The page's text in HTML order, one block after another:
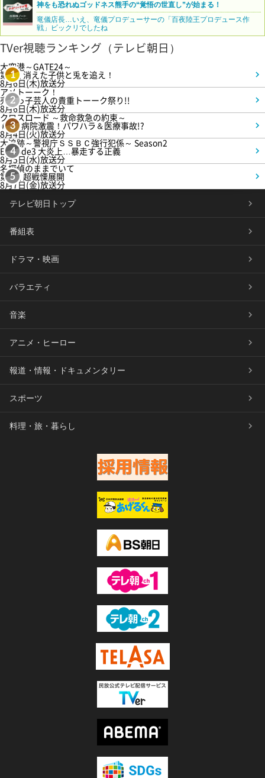
神をも恐れぬゴッドネス熊手の“覚悟の世直し”が始まる！
竜儀店長…いえ、竜儀プロデューサーの「百夜陸王プロデュース作
戦」ビックリでしたね
TVer視聴ランキング（テレビ朝日）
1
大空港～GATE24～
第3話 消えた子供と兎を追え！
8月6日(木)放送分
2
アメトーーク！
売れっ子芸人の貴重トーーク祭り!!
8月6日(木)放送分
3
クロスロード ～救命救急の約束～
＃5 病院激震！パワハラ＆医療事故!?
8月4日(火)放送分
4
大追跡～警視庁ＳＳＢＣ強行犯係～ Season2
Episode3 大炎上…暴走する正義
8月5日(水)放送分
5
名探偵のままでいて
第4話 超戦慄展開
8月7日(金)放送分
テレビ朝日トップ
番組表
ドラマ・映画
バラエティ
音楽
アニメ・ヒーロー
報道・情報・ドキュメンタリー
スポーツ
料理・旅・暮らし